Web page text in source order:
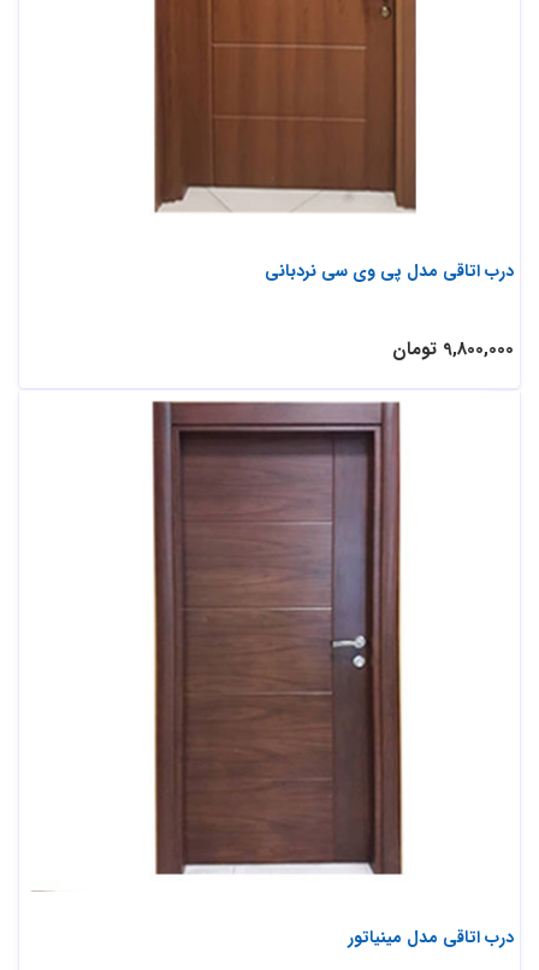
درب اتاقی مدل پی وی سی نردبانی
9,800,000 تومان
درب اتاقی مدل مینیاتور